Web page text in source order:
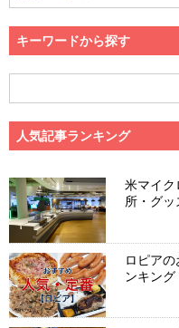
キーワードから探す
人気記事ランキング
米マイク
所・グ
ロピア
ンキング